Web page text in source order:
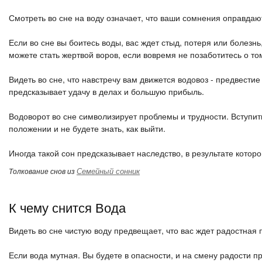
Смотреть во сне на воду означает, что ваши сомнения
Если во сне вы боитесь воды, вас ждет стыд, потеря или
можете стать жертвой воров, если вовремя не позаботитесь о
Видеть во сне, что навстречу вам движется водовоз -
предсказывает удачу в делах и большую прибыль.
Водоворот во сне символизирует проблемы и трудности.
положении и не будете знать, как выйти.
Иногда такой сон предсказывает наследство, в результате
Толкование снов изСемейный сонник
К чему снится Вода
Видеть во сне чистую воду предвещает, что вас ждет радостная
Если вода мутная. Вы будете в опасности, и на смену радости